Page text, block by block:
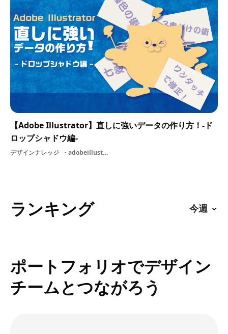
【Adobe Illustrator】直しに強いデータの作り方！-ド
ロップシャドウ編-
デザインナレッジ adobeillust作り方効率化デザイン学ぶIllustrator学生AdobeIllustrator学習色活用法色彩イラストレーター
ランキング
ポートフォリオでデザイン
チームとつながろう